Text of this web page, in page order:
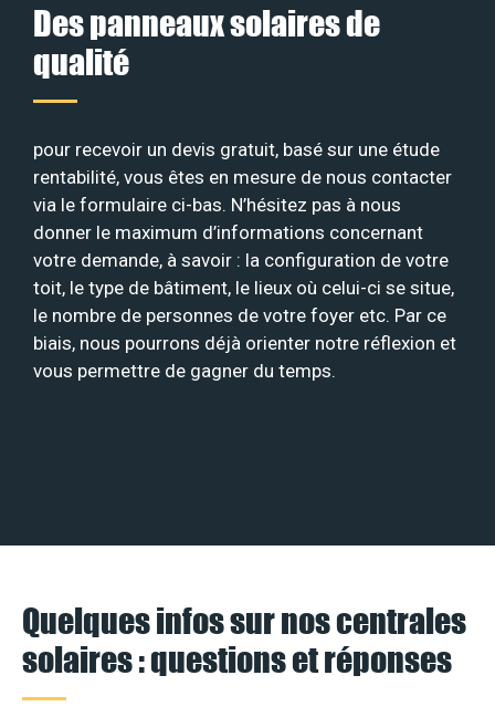
Des panneaux solaires de
qualité
pour recevoir un devis gratuit, basé sur une étude
rentabilité, vous êtes en mesure de nous contacter
via le formulaire ci-bas. N’hésitez pas à nous
donner le maximum d’informations concernant
votre demande, à savoir : la configuration de votre
toit, le type de bâtiment, le lieux où celui-ci se situe,
le nombre de personnes de votre foyer etc. Par ce
biais, nous pourrons déjà orienter notre réflexion et
vous permettre de gagner du temps.
Quelques infos sur nos centrales
solaires : questions et réponses